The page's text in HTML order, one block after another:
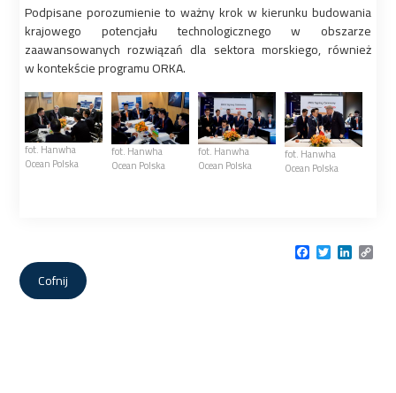
Podpisane porozumienie to ważny krok w kierunku budowania
krajowego potencjału technologicznego w obszarze
zaawansowanych rozwiązań dla sektora morskiego, również
w kontekście programu ORKA.
fot. Hanwha
Ocean Polska
fot. Hanwha
Ocean Polska
fot. Hanwha
Ocean Polska
fot. Hanwha
Ocean Polska
Facebook
Twitter
Link
Cofnij